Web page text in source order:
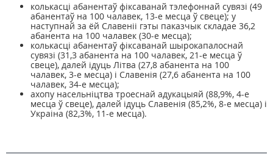
колькасці абанентаў фіксаванай тэлефоннай сувязі (49
абанентаў на 100 чалавек, 13-е месца ў свеце); у
наступнай за ёй Славеніі гэты паказчык складае 36,2
абанента на 100 чалавек (30-е месца);
колькасці абанентаў фіксаванай шырокапалоснай
сувязі (31,3 абанента на 100 чалавек, 21-е месца ў
свеце), далей ідуць Літва (27,8 абанента на 100
чалавек, 3-е месца) і Славенія (27,6 абанента на 100
чалавек, 34-е месца);
ахопу насельніцтва троеснай адукацыяй (88,9%, 4-е
месца ў свеце), далей ідуць Славенія (85,2%, 8-е месца) і
Украіна (82,3%, 11-е месца).